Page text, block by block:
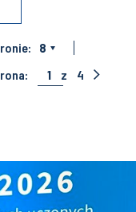
8
1 z 4